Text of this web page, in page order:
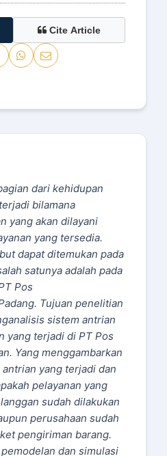
Cite Article
dari kehidupan
bilamana
yang akan dilayani
yang tersedia.
dapat ditemukan pada
satunya adalah pada
Pos
Tujuan penelitian
sistem antrian
yang terjadi di PT Pos
Yang menggambarkan
yang terjadi dan
pelayanan yang
sudah dilakukan
perusahaan sudah
pengiriman barang.
dan simulasi